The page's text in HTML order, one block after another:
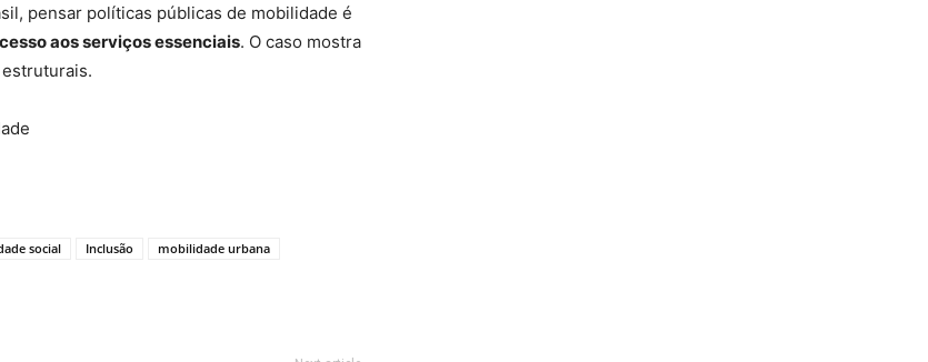
pensar políticas públicas de mobilidade é
aos serviços essenciais. O caso mostra
social Inclusão
mobilidade urbana